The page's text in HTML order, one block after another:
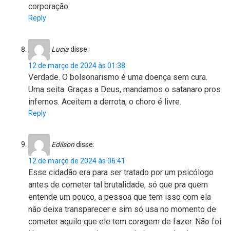
corporação
Reply
Luciadisse:
12 de março de 2024 às 01:38
Verdade. O bolsonarismo é uma doença sem cura.
Uma seita. Graças a Deus, mandamos o satanaro pros
infernos. Aceitem a derrota, o choro é livre.
Reply
Edilsondisse:
12 de março de 2024 às 06:41
Esse cidadão era para ser tratado por um psicólogo
antes de cometer tal brutalidade, só que pra quem
entende um pouco, a pessoa que tem isso com ela
não deixa transparecer e sim só usa no momento de
cometer aquilo que ele tem coragem de fazer. Não foi